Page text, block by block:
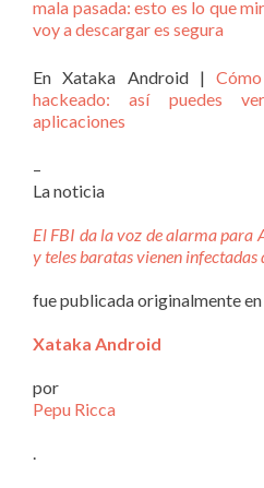
mala pasada: esto es lo que
voy a descargar es segura
En Xataka Android |
hackeado: así puedes
aplicaciones
–
La noticia
El FBI da la voz de alarma para
y teles baratas vienen infectadas
fue publicada originalmente en
Xataka Android
por
Pepu Ricca